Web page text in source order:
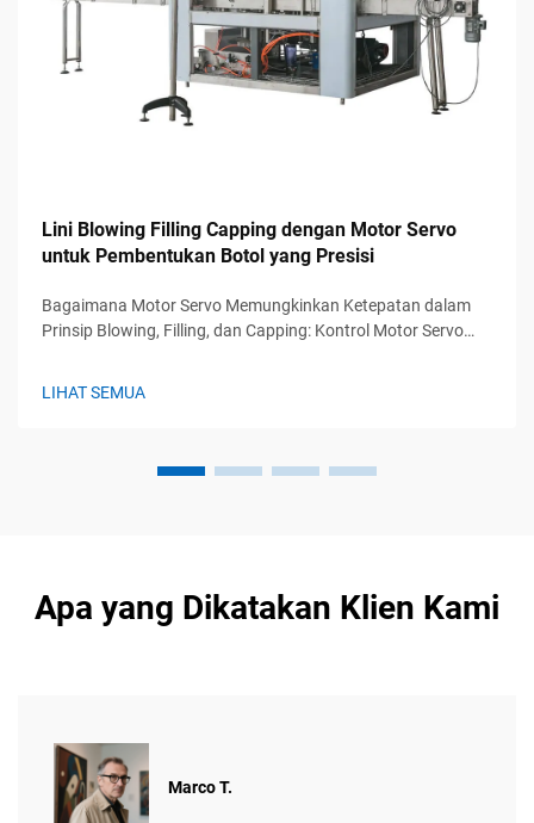
Lini Blowing Filling Capping dengan Motor Servo
untuk Pembentukan Botol yang Presisi
Bagaimana Motor Servo Memungkinkan Ketepatan dalam
Prinsip Blowing, Filling, dan Capping: Kontrol Motor Servo
LIHAT SEMUA
Apa yang Dikatakan Klien Kami
Marco T.